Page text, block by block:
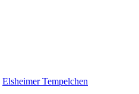
Elsheimer Tempelchen